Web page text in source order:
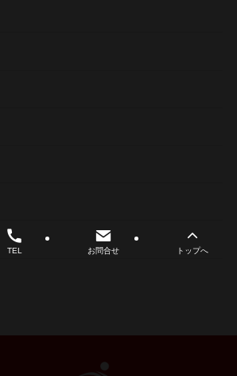
TEL お問合せ トップへ